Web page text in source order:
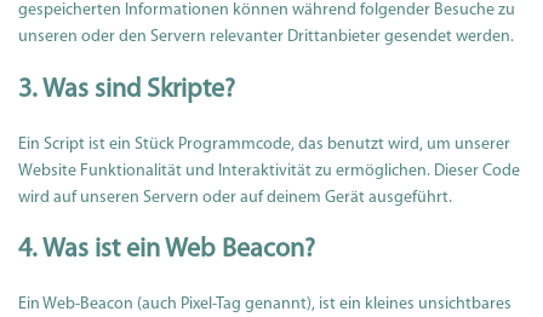
gespeicherten Informationen können während folgender Besuche zu
unseren oder den Servern relevanter Drittanbieter gesendet werden.
3. Was sind Skripte?
Ein Script ist ein Stück Programmcode, das benutzt wird, um unserer
Website Funktionalität und Interaktivität zu ermöglichen. Dieser Code
wird auf unseren Servern oder auf deinem Gerät ausgeführt.
4. Was ist ein Web Beacon?
Ein Web-Beacon (auch Pixel-Tag genannt), ist ein kleines unsichtbares